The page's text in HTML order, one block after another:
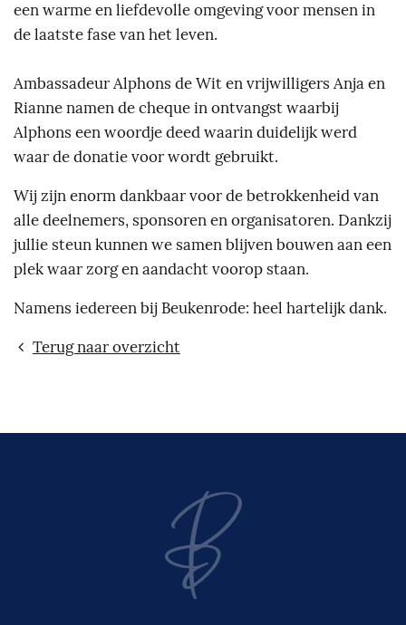
een warme en liefdevolle omgeving voor mensen in
de laatste fase van het leven.
Ambassadeur Alphons de Wit en vrijwilligers Anja en
Rianne namen de cheque in ontvangst waarbij
Alphons een woordje deed waarin duidelijk werd
waar de donatie voor wordt gebruikt.
Wij zijn enorm dankbaar voor de betrokkenheid van
alle deelnemers, sponsoren en organisatoren. Dankzij
jullie steun kunnen we samen blijven bouwen aan een
plek waar zorg en aandacht voorop staan.
Namens iedereen bij Beukenrode: heel hartelijk dank.
Terug naar overzicht